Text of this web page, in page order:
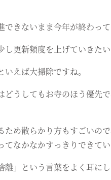
できないまま今年が終わって
し更新頻度を上げていきたい
いえば大掃除ですね。
どうしてもお寺のほう優先
ため散らかり方もすごいの
てなかなかすっきりできてい
離」という言葉をよく耳にし